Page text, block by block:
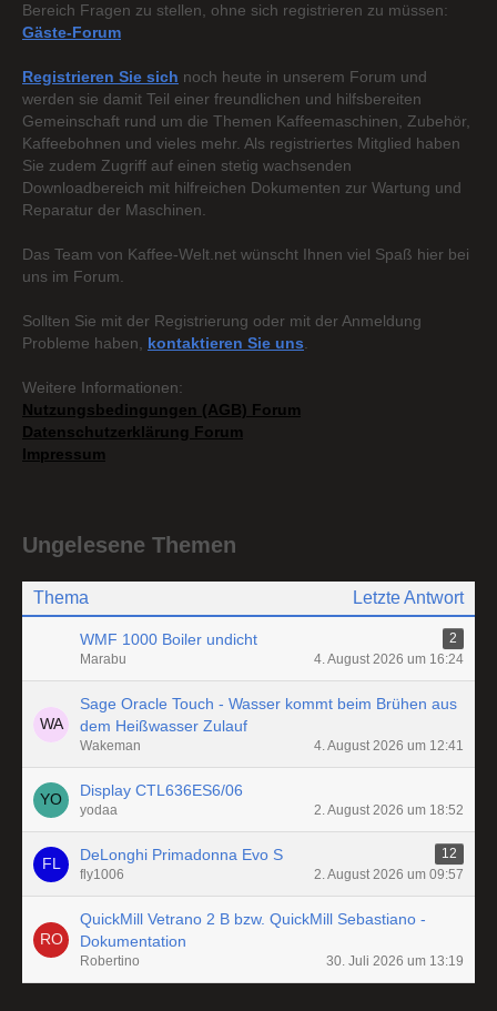
Bereich Fragen zu stellen, ohne sich registrieren zu müssen:
Gäste-Forum
Registrieren Sie sich noch heute in unserem Forum und
werden sie damit Teil einer freundlichen und hilfsbereiten
Gemeinschaft rund um die Themen Kaffeemaschinen, Zubehör,
Kaffeebohnen und vieles mehr. Als registriertes Mitglied haben
Sie zudem Zugriff auf einen stetig wachsenden
Downloadbereich mit hilfreichen Dokumenten zur Wartung und
Reparatur der Maschinen.
Das Team von Kaffee-Welt.net wünscht Ihnen viel Spaß hier bei
uns im Forum.
Sollten Sie mit der Registrierung oder mit der Anmeldung
Probleme haben, kontaktieren Sie uns
Weitere Informationen:
Nutzungsbedingungen (AGB) Forum
Datenschutzerklärung Forum
Impressum
Ungelesene Themen
Thema Letzte Antwort
WMF 1000 Boiler undicht
2
Marabu
4. August 2026 um 16:24
Sage Oracle Touch - Wasser kommt beim Brühen aus
dem Heißwasser Zulauf
Wakeman 4. August 2026 um 12:41
Display CTL636ES6/06
yodaa 2. August 2026 um 18:52
DeLonghi Primadonna Evo S
12
fly1006
2. August 2026 um 09:57
QuickMill Vetrano 2 B bzw. QuickMill Sebastiano -
Dokumentation
Robertino 30. Juli 2026 um 13:19